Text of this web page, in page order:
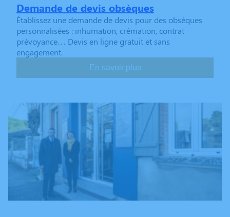
Demande de devis obsèques
Établissez une demande de devis pour des obsèques
personnalisées : inhumation, crémation, contrat
prévoyance… Devis en ligne gratuit et sans
engagement.
En savoir plus